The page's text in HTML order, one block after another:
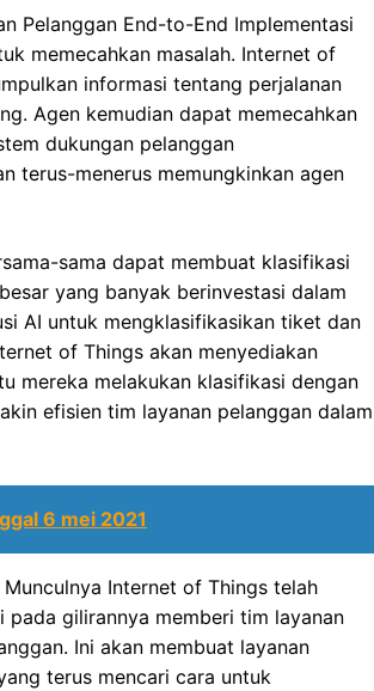
Pelanggan End-to-End Implementasi
memecahkan masalah. Internet of
informasi tentang perjalanan
Agen kemudian dapat memecahkan
dukungan pelanggan
terus-menerus memungkinkan agen
sama dapat membuat klasifikasi
yang banyak berinvestasi dalam
AI untuk mengklasifikasikan tiket dan
of Things akan menyediakan
mereka melakukan klasifikasi dengan
efisien tim layanan pelanggan dalam
6 mei 2021
Internet of Things telah
gilirannya memberi tim layanan
Ini akan membuat layanan
terus mencari cara untuk